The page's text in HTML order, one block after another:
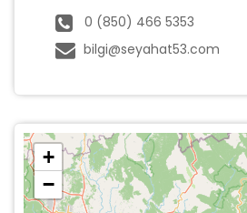
0 (850) 466 5353
bilgi@seyahat53.com
+
−